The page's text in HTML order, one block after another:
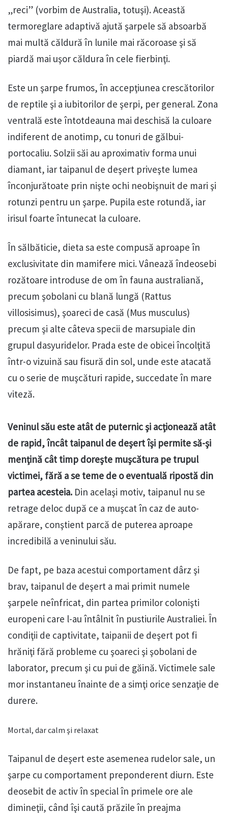
„reci” (vorbim de Australia, totuşi). Această
termoreglare adaptivă ajută şarpele să absoarbă
mai multă căldură în lunile mai răcoroase şi să
piardă mai uşor căldura în cele fierbinţi.
Este un şarpe frumos, în accepţiunea crescătorilor
de reptile şi a iubitorilor de şerpi, per general. Zona
ventrală este întotdeauna mai deschisă la culoare
indiferent de anotimp, cu tonuri de gălbui-
portocaliu. Solzii săi au aproximativ forma unui
diamant, iar taipanul de deşert priveşte lumea
înconjurătoate prin nişte ochi neobişnuit de mari şi
rotunzi pentru un şarpe. Pupila este rotundă, iar
irisul foarte întunecat la culoare.
În sălbăticie, dieta sa este compusă aproape în
exclusivitate din mamifere mici. Vânează îndeosebi
rozătoare introduse de om în fauna australiană,
precum şobolani cu blană lungă (Rattus
villosisimus), şoareci de casă (Mus musculus)
precum şi alte câteva specii de marsupiale din
grupul dasyuridelor. Prada este de obicei încolţită
într-o vizuină sau fisură din sol, unde este atacată
cu o serie de muşcături rapide, succedate în mare
viteză.
Veninul său este atât de puternic şi acţionează atât
de rapid, încât taipanul de deşert îşi permite să-şi
menţină cât timp doreşte muşcătura pe trupul
victimei, fără a se teme de o eventuală ripostă din
partea acesteia. Din acelaşi motiv, taipanul nu se
retrage deloc după ce a muşcat în caz de auto-
apărare, conştient parcă de puterea aproape
incredibilă a veninului său.
De fapt, pe baza acestui comportament dârz şi
brav, taipanul de deşert a mai primit numele
şarpele neînfricat, din partea primilor colonişti
europeni care l-au întâlnit în pustiurile Australiei. În
condiţii de captivitate, taipanii de deşert pot fi
hrăniţi fără probleme cu şoareci şi şobolani de
laborator, precum şi cu pui de găină. Victimele sale
mor instantaneu înainte de a simţi orice senzaţie de
durere.
Mortal, dar calm şi relaxat
Taipanul de deşert este asemenea rudelor sale, un
şarpe cu comportament preponderent diurn. Este
deosebit de activ în special în primele ore ale
dimineţii, când îşi caută prăzile în preajma